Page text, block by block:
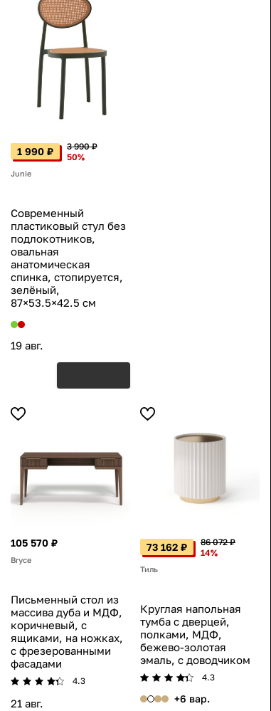
1 990 ₽
3 990 ₽
50%
Junie
Современный
пластиковый стул без
подлокотников,
овальная
анатомическая
спинка, стопируется,
зелёный,
87×53.5×42.5 см
19 авг.
105 570 ₽
Bryce
Письменный стол из
массива дуба и МДФ,
коричневый, с
ящиками, на ножках,
с фрезерованными
фасадами
4.3
21 авг.
73 162 ₽
86 072 ₽
14%
Тиль
Круглая напольная
тумба с дверцей,
полками, МДФ,
бежево-золотая
эмаль, с доводчиком
4.3
+6 вар.